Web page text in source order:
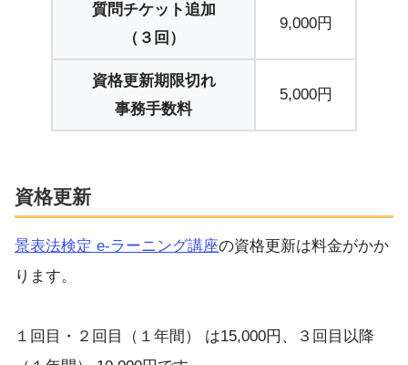
質問チケット追加
（３回）
9,000円
資格更新期限切れ
事務手数料
5,000円
資格更新
景表法検定 e-ラーニング講座の資格更新は料金がかか
ります。
１回目・２回目（１年間） は15,000円、３回目以降